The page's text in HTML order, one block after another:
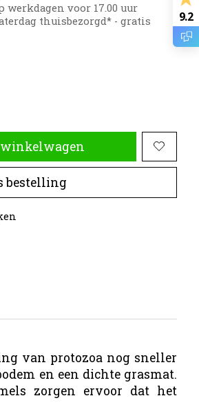
werkdagen voor 17.00 uur
thuisbezorgd* - gratis
winkelwagen
bestelling
van protozoa nog sneller
en een dichte grasmat.
zorgen ervoor dat het
9.2